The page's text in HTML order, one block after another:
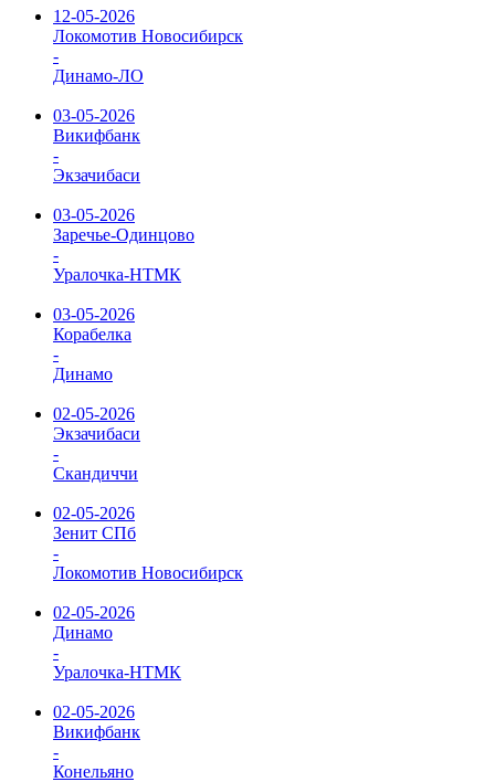
12-05-2026
Локомотив Новосибирск
-
Динамо-ЛО
03-05-2026
Викифбанк
-
Экзачибаси
03-05-2026
Заречье-Одинцово
-
Уралочка-НТМК
03-05-2026
Корабелка
-
Динамо
02-05-2026
Экзачибаси
-
Скандиччи
02-05-2026
Зенит СПб
-
Локомотив Новосибирск
02-05-2026
Динамо
-
Уралочка-НТМК
02-05-2026
Викифбанк
-
Конельяно